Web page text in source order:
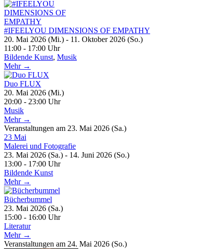
#IFEELYOU DIMENSIONS OF EMPATHY
20. Mai 2026 (Mi.) - 11. Oktober 2026 (So.)
11:00 - 17:00 Uhr
Bildende Kunst, Musik
Mehr →
Duo FLUX
20. Mai 2026 (Mi.)
20:00 - 23:00 Uhr
Musik
Mehr →
Veranstaltungen am 23. Mai 2026 (Sa.)
23 Mai
Malerei und Fotografie
23. Mai 2026 (Sa.) - 14. Juni 2026 (So.)
13:00 - 17:00 Uhr
Bildende Kunst
Mehr →
Bücherbummel
23. Mai 2026 (Sa.)
15:00 - 16:00 Uhr
Literatur
Mehr →
Veranstaltungen am 24. Mai 2026 (So.)